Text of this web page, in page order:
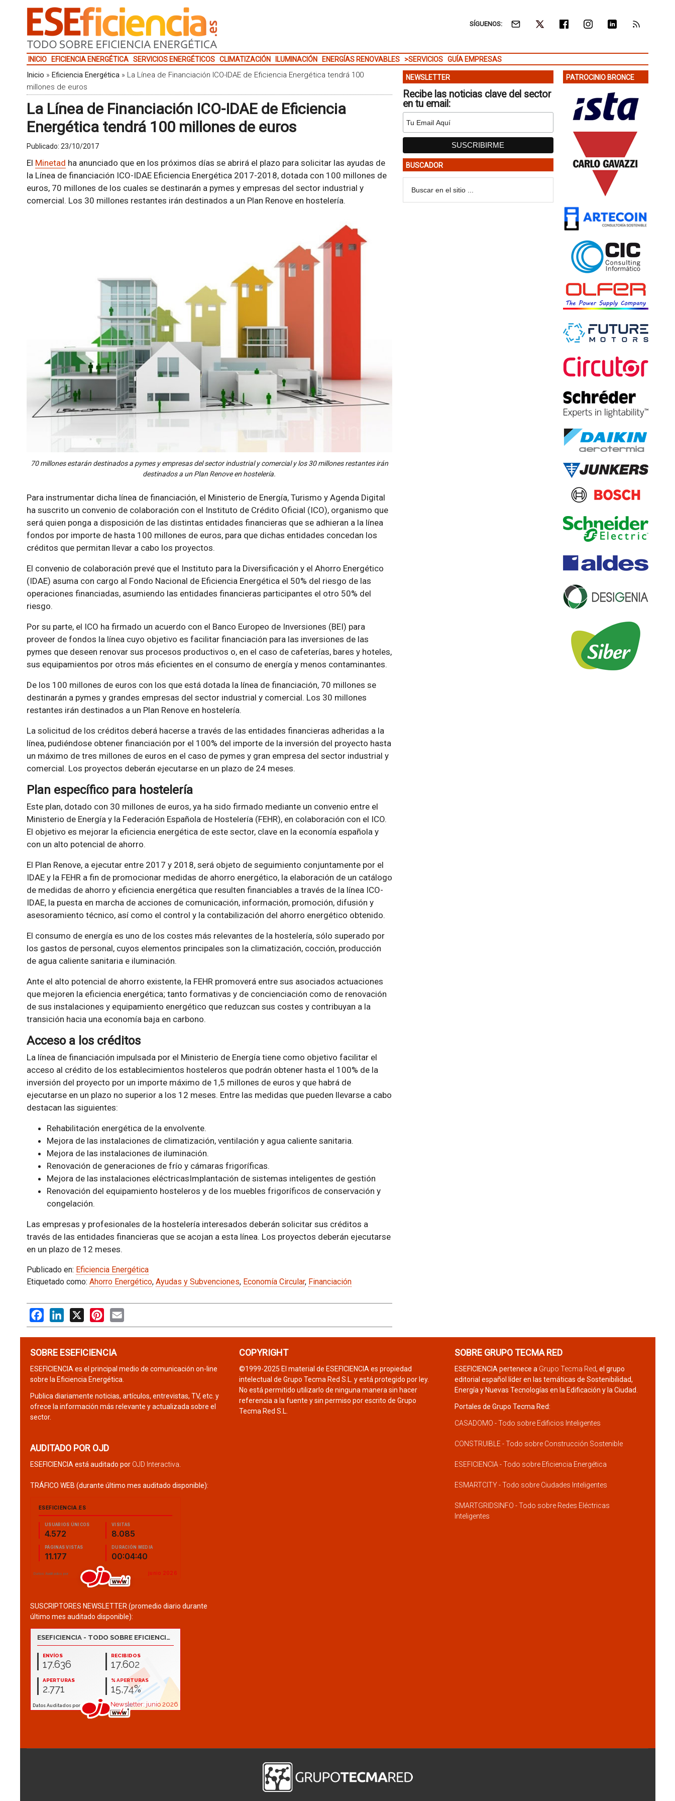
SÍGUENOS:
INICIO EFICIENCIA ENERGÉTICA SERVICIOS ENERGÉTICOS CLIMATIZACIÓN ILUMINACIÓN ENERGÍAS RENOVABLES >SERVICIOS GUÍA EMPRESAS
Inicio » Eficiencia Energética» La Línea de Financiación ICO-IDAE de Eficiencia Energética tendrá 100
millones de euros
La Línea de Financiación ICO-IDAE de Eficiencia
Energética tendrá 100 millones de euros
Publicado: 23/10/2017
El Minetad ha anunciado que en los próximos días se abrirá el plazo para solicitar las ayudas de
la Línea de financiación ICO-IDAE Eficiencia Energética 2017-2018, dotada con 100 millones de
euros, 70 millones de los cuales se destinarán a pymes y empresas del sector industrial y
comercial. Los 30 millones restantes irán destinados a un Plan Renove en hostelería.
70 millones estarán destinados a pymes y empresas del sector industrial y comercial y los 30 millones restantes irán
destinados a un Plan Renove en hostelería.
Para instrumentar dicha línea de financiación, el Ministerio de Energía, Turismo y Agenda Digital
ha suscrito un convenio de colaboración con el Instituto de Crédito Oficial (ICO), organismo que
será quien ponga a disposición de las distintas entidades financieras que se adhieran a la línea
fondos por importe de hasta 100 millones de euros, para que dichas entidades concedan los
créditos que permitan llevar a cabo los proyectos.
El convenio de colaboración prevé que el Instituto para la Diversificación y el Ahorro Energético
(IDAE) asuma con cargo al Fondo Nacional de Eficiencia Energética el 50% del riesgo de las
operaciones financiadas, asumiendo las entidades financieras participantes el otro 50% del
riesgo.
Por su parte, el ICO ha firmado un acuerdo con el Banco Europeo de Inversiones (BEI) para
proveer de fondos la línea cuyo objetivo es facilitar financiación para las inversiones de las
pymes que deseen renovar sus procesos productivos o, en el caso de cafeterías, bares y hoteles,
sus equipamientos por otros más eficientes en el consumo de energía y menos contaminantes.
De los 100 millones de euros con los que está dotada la línea de financiación, 70 millones se
destinarán a pymes y grandes empresas del sector industrial y comercial. Los 30 millones
restantes irán destinados a un Plan Renove en hostelería.
La solicitud de los créditos deberá hacerse a través de las entidades financieras adheridas a la
línea, pudiéndose obtener financiación por el 100% del importe de la inversión del proyecto hasta
un máximo de tres millones de euros en el caso de pymes y gran empresa del sector industrial y
comercial. Los proyectos deberán ejecutarse en un plazo de 24 meses.
Plan específico para hostelería
Este plan, dotado con 30 millones de euros, ya ha sido firmado mediante un convenio entre el
Ministerio de Energía y la Federación Española de Hostelería (FEHR), en colaboración con el ICO.
El objetivo es mejorar la eficiencia energética de este sector, clave en la economía española y
con un alto potencial de ahorro.
El Plan Renove, a ejecutar entre 2017 y 2018, será objeto de seguimiento conjuntamente por el
IDAE y la FEHR a fin de promocionar medidas de ahorro energético, la elaboración de un catálogo
de medidas de ahorro y eficiencia energética que resulten financiables a través de la línea ICO-
IDAE, la puesta en marcha de acciones de comunicación, información, promoción, difusión y
asesoramiento técnico, así como el control y la contabilización del ahorro energético obtenido.
El consumo de energía es uno de los costes más relevantes de la hostelería, sólo superado por
los gastos de personal, cuyos elementos principales son la climatización, cocción, producción
de agua caliente sanitaria e iluminación.
Ante el alto potencial de ahorro existente, la FEHR promoverá entre sus asociados actuaciones
que mejoren la eficiencia energética; tanto formativas y de concienciación como de renovación
de sus instalaciones y equipamiento energético que reduzcan sus costes y contribuyan a la
transición hacia una economía baja en carbono.
Acceso a los créditos
La línea de financiación impulsada por el Ministerio de Energía tiene como objetivo facilitar el
acceso al crédito de los establecimientos hosteleros que podrán obtener hasta el 100% de la
inversión del proyecto por un importe máximo de 1,5 millones de euros y que habrá de
ejecutarse en un plazo no superior a los 12 meses. Entre las medidas que pueden llevarse a cabo
destacan las siguientes:
Rehabilitación energética de la envolvente.
Mejora de las instalaciones de climatización, ventilación y agua caliente sanitaria.
Mejora de las instalaciones de iluminación.
Renovación de generaciones de frío y cámaras frigoríficas.
Mejora de las instalaciones eléctricasImplantación de sistemas inteligentes de gestión
Renovación del equipamiento hosteleros y de los muebles frigoríficos de conservación y
congelación.
Las empresas y profesionales de la hostelería interesados deberán solicitar sus créditos a
través de las entidades financieras que se acojan a esta línea. Los proyectos deberán ejecutarse
en un plazo de 12 meses.
Publicado en: Eficiencia Energética
Etiquetado como: Ahorro Energético, Ayudas y Subvenciones, Economía Circular, Financiación
FacebookLinkedIn Pinterest
NEWSLETTER
Recibe las noticias clave del sector
en tu email:
BUSCADOR
PATROCINIO BRONCE
SOBRE ESEFICIENCIA
ESEFICIENCIA es el principal medio de comunicación on-line
sobre la Eficiencia Energética.
Publica diariamente noticias, artículos, entrevistas, TV, etc. y
ofrece la información más relevante y actualizada sobre el
sector.
AUDITADO POR OJD
ESEFICIENCIA está auditado por OJD Interactiva.
TRÁFICO WEB (durante último mes auditado disponible):
SUSCRIPTORES NEWSLETTER (promedio diario durante
último mes auditado disponible):
COPYRIGHT
©1999-2025 El material de ESEFICIENCIA es propiedad
intelectual de Grupo Tecma Red S.L. y está protegido por ley.
No está permitido utilizarlo de ninguna manera sin hacer
referencia a la fuente y sin permiso por escrito de Grupo
Tecma Red S.L.
SOBRE GRUPO TECMA RED
ESEFICIENCIA pertenece a Grupo Tecma Red, el grupo
editorial español líder en las temáticas de Sostenibilidad,
Energía y Nuevas Tecnologías en la Edificación y la Ciudad.
Portales de Grupo Tecma Red:
CASADOMO - Todo sobre Edificios Inteligentes
CONSTRUIBLE - Todo sobre Construcción Sostenible
ESEFICIENCIA - Todo sobre Eficiencia Energética
ESMARTCITY - Todo sobre Ciudades Inteligentes
SMARTGRIDSINFO - Todo sobre Redes Eléctricas
Inteligentes